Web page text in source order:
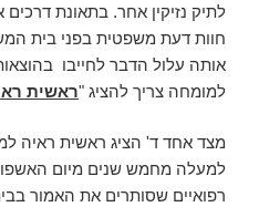
לתיק נזיקין אחר. בתאונת
חוות דעת משפטית בפני בית
אותה עלול הדבר לחייבו
למומחה צריך להציג "ראשית
מצד אחד ד' הציג ראשית ראיה
למעלה מחמש שנים מיום
רפואיים שסותרים את האמור